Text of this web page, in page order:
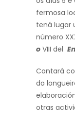
fermosa
tená lugar
número
o VIII del
Contará
do
otras